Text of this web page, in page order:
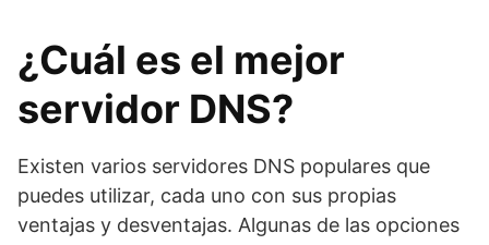
¿Cuál es el mejor
servidor DNS?
Existen varios servidores DNS populares que
puedes utilizar, cada uno con sus propias
ventajas y desventajas. Algunas de las opciones